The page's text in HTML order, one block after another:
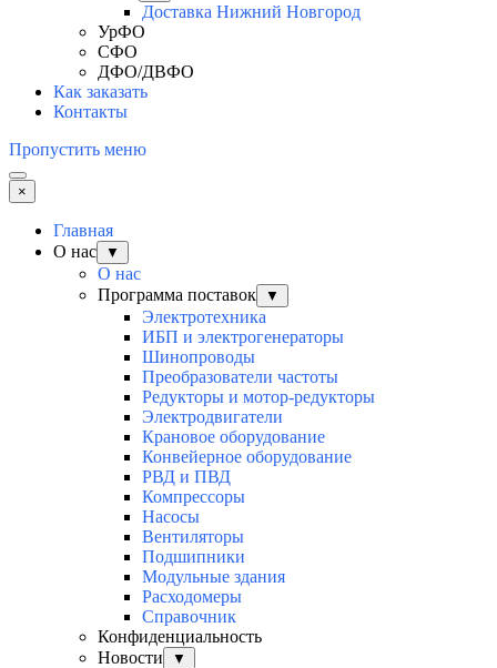
Доставка Нижний Новгород
УрФО
СФО
ДФО/ДВФО
Как заказать
Контакты
Пропустить меню
×
Главная
О нас
▼
О нас
Программа поставок
▼
Электротехника
ИБП и электрогенераторы
Шинопроводы
Преобразователи частоты
Редукторы и мотор-редукторы
Электродвигатели
Крановое оборудование
Конвейерное оборудование
РВД и ПВД
Компрессоры
Насосы
Вентиляторы
Подшипники
Модульные здания
Расходомеры
Справочник
Конфиденциальность
Новости
▼